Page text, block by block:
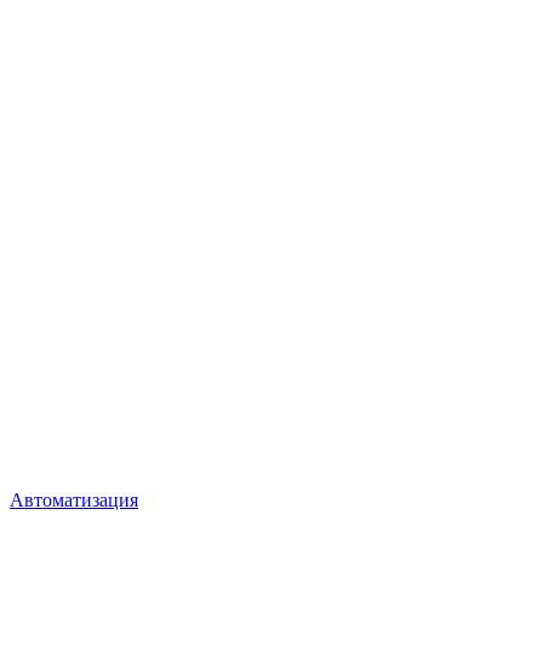
Автоматизация